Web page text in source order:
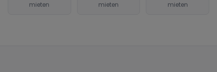
mieten mieten mieten